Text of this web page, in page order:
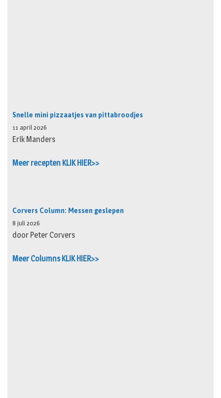
Snelle mini pizzaatjes van pittabroodjes
11 april 2026
Erik Manders
Meer recepten KLIK HIER>>
Corvers Column: Messen geslepen
8 juli 2026
door Peter Corvers
Meer Columns KLIK HIER>>